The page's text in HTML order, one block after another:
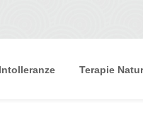
Intolleranze Terapie